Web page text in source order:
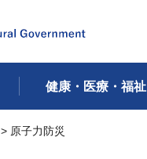
健康・医療・福祉
> 原子力防災